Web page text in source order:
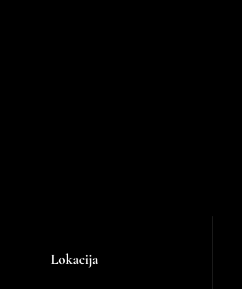
Lokacija